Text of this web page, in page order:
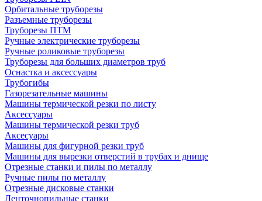
Орбитальные труборезы
Разъемные труборезы
Труборезы ПТМ
Ручные электрические труборезы
Ручные роликовые труборезы
Труборезы для больших диаметров труб
Оснастка и аксессуары
Трубогибы
Газорезательные машины
Машины термической резки по листу
Аксессуары
Машины термической резки труб
Аксесуары
Машины для фигурной резки труб
Машины для вырезки отверстий в трубах и днище
Отрезные станки и пилы по металлу
Ручные пилы по металлу
Отрезные дисковые станки
Ленточнопильные станки